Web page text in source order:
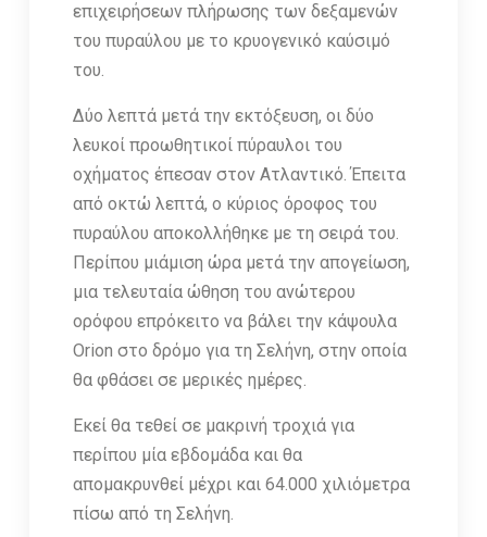
επιχειρήσεων πλήρωσης των δεξαμενών
του πυραύλου με το κρυογενικό καύσιμό
του.
Δύο λεπτά μετά την εκτόξευση, οι δύο
λευκοί προωθητικοί πύραυλοι του
οχήματος έπεσαν στον Ατλαντικό. Έπειτα
από οκτώ λεπτά, ο κύριος όροφος του
πυραύλου αποκολλήθηκε με τη σειρά του.
Περίπου μιάμιση ώρα μετά την απογείωση,
μια τελευταία ώθηση του ανώτερου
ορόφου επρόκειτο να βάλει την κάψουλα
Orion στο δρόμο για τη Σελήνη, στην οποία
θα φθάσει σε μερικές ημέρες.
Εκεί θα τεθεί σε μακρινή τροχιά για
περίπου μία εβδομάδα και θα
απομακρυνθεί μέχρι και 64.000 χιλιόμετρα
πίσω από τη Σελήνη.